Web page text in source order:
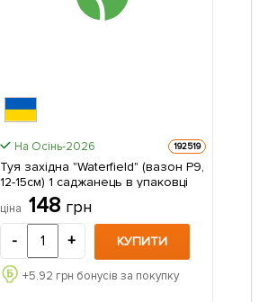
На Осінь-2026 192519
Туя західна "Waterfield" (вазон P9,
12-15см) 1 саджанець в упаковці
ціна 148 грн
- + КУПИТИ
+5.92 грн бонусів за покупку